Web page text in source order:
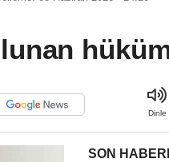
Dinle
SON